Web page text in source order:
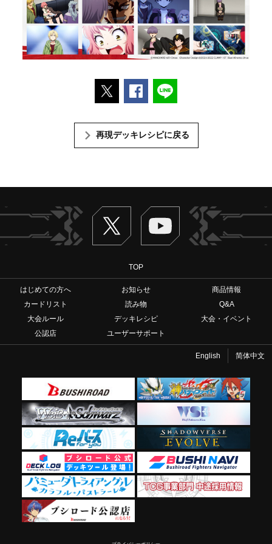
ポストするFacebookでシェアする
再現デッキレシピに戻る
Twitter ヴァンガードch
TOP
はじめての方へ お知らせ
商品情報
カードリスト
読み物
Q&A
大会ルール
デッキレシピ
大会・イベント
公認店
ユーザーサポート
English 简体中文